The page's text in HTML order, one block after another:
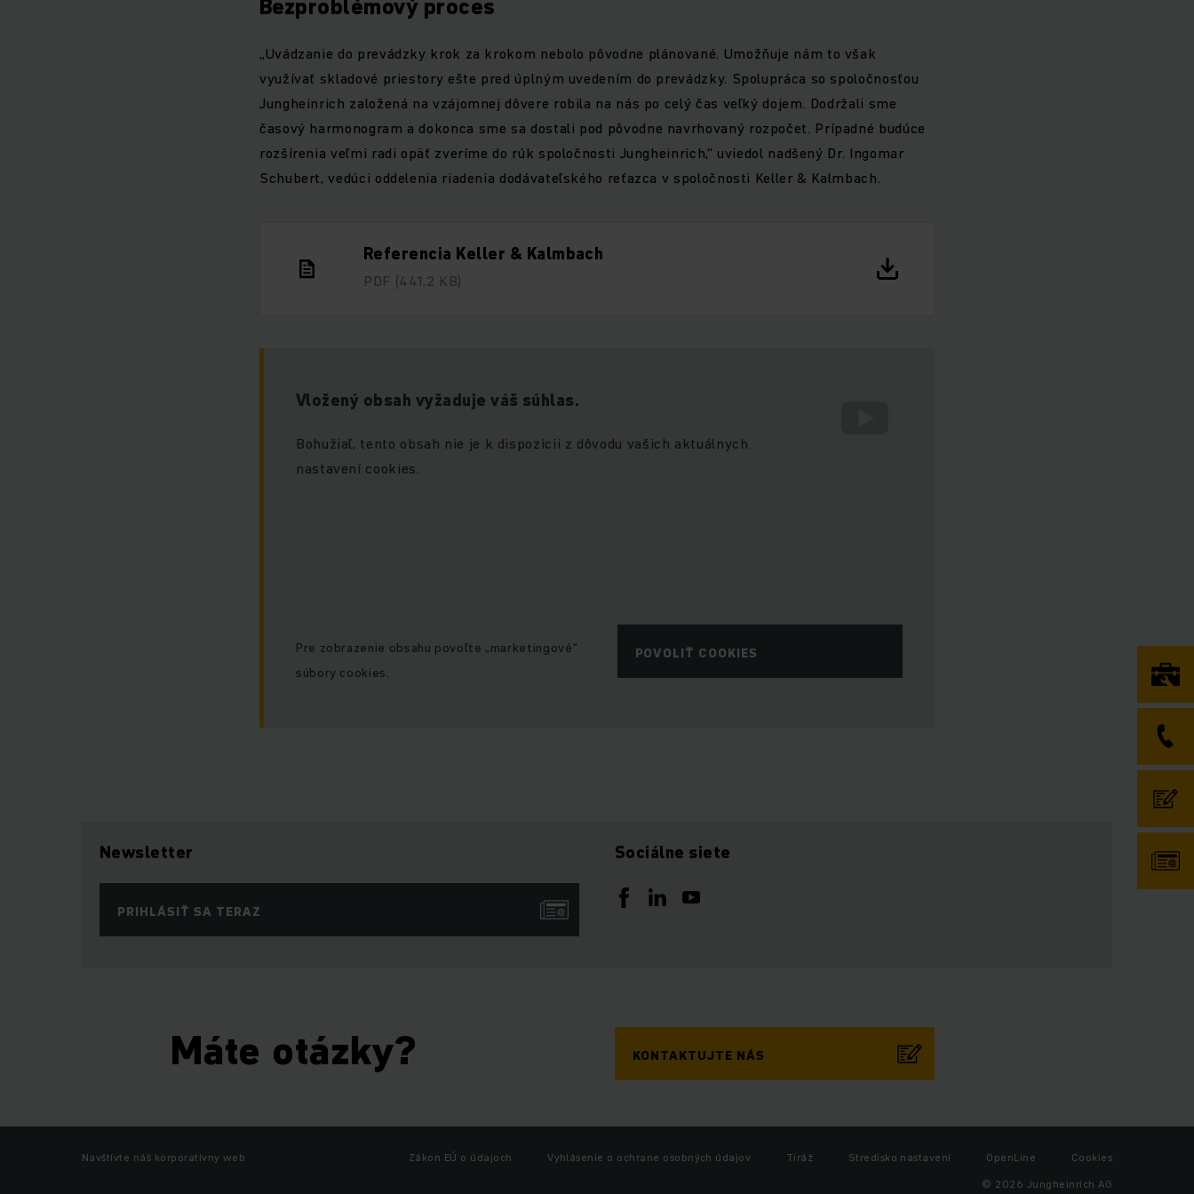
Bezproblémový proces
„Uvádzanie do prevádzky krok za krokom nebolo pôvodne plánované. Umožňuje nám to však
využívať skladové priestory ešte pred úplným uvedením do prevádzky. Spolupráca so spoločnosťou
Jungheinrich založená na vzájomnej dôvere robila na nás po celý čas veľký dojem. Dodržali sme
časový harmonogram a dokonca sme sa dostali pod pôvodne navrhovaný rozpočet. Prípadné budúce
rozšírenia veľmi radi opäť zveríme do rúk spoločnosti Jungheinrich,“ uviedol nadšený Dr. Ingomar
Schubert, vedúci oddelenia riadenia dodávateľského reťazca v spoločnosti Keller & Kalmbach.
Referencia Keller & Kalmbach
PDF (441,2 KB)
Vložený obsah vyžaduje váš súhlas.
Bohužiaľ, tento obsah nie je k dispozícii z dôvodu vašich aktuálnych
nastavení cookies.
Pre zobrazenie obsahu povoľte „marketingové“
súbory cookies.
POVOLIŤ COOKIES
Newsletter
PRIHLÁSIŤ SA TERAZ
Sociálne siete
Máte otázky? KONTAKTUJTE NÁS
Navštívte náš korporatívny web Zákon EÚ o údajoch Vyhlásenie o ochrane osobných údajov Tiráž Stredisko nastavení OpenLine
Cookies
© 2026 Jungheinrich AG